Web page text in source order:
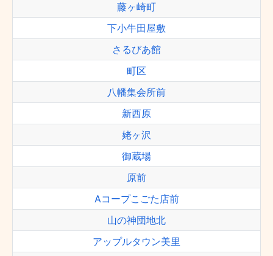
藤ヶ崎町
下小牛田屋敷
さるびあ館
町区
八幡集会所前
新西原
姥ヶ沢
御蔵場
原前
Aコープこごた店前
山の神団地北
アップルタウン美里